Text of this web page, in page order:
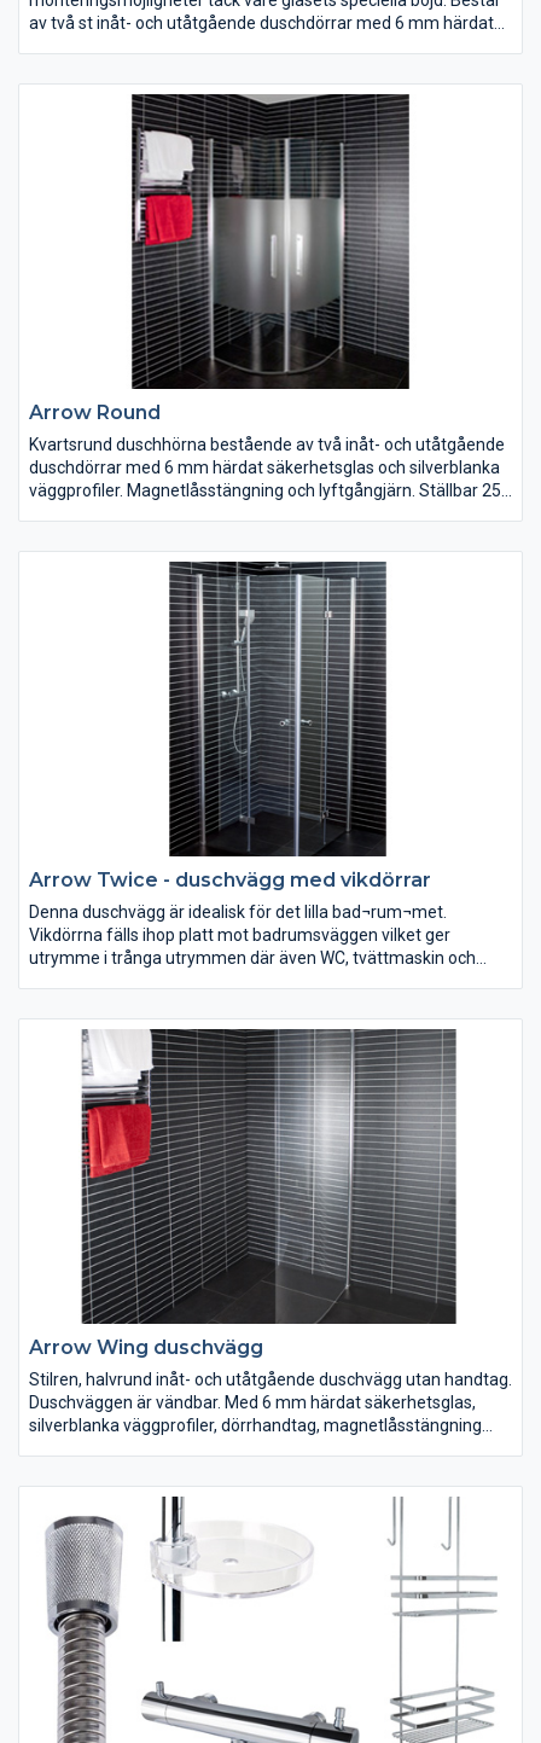
av två st inåt- och utåtgående duschdörrar med 6 mm härdat
100 mm till 1000 mm. Duschdörrarna är vändbara och finns i
klart glas. Bredd 800 mm. Höjd 1900 mm.
Arrow Round
Kvartsrund duschhörna bestående av två inåt- och utåtgående
duschdörrar med 6 mm härdat säkerhetsglas och silverblanka
väggprofiler. Magnetlåsstängning och lyftgångjärn. Ställbar 25
Arrow Twice - duschvägg med vikdörrar
Denna duschvägg är idealisk för det lilla bad¬rum¬met.
Vikdörrna fälls ihop platt mot badrumsväggen vilket ger
utrymme i trånga utrymmen där även WC, tvättmaskin och
säkerhetsglas, silverblanka väggprofiler, eleganta dörrknoppar
med gummistopp, magnetlåsstängning och lyftgångjärn.
Ställbar 20 mm i sidled.
Arrow Wing duschvägg
Stilren, halvrund inåt- och utåtgående duschvägg utan handtag.
Duschväggen är vändbar. Med 6 mm härdat säkerhetsglas,
silverblanka väggprofiler, dörrhandtag, magnetlåsstängning